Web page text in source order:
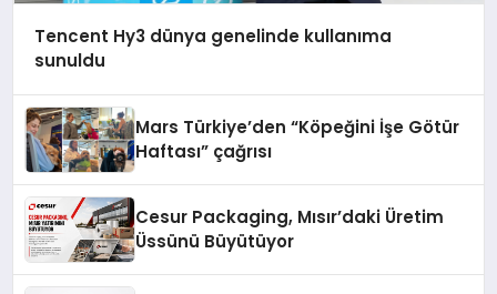
Tencent Hy3 dünya genelinde kullanıma
sunuldu
Mars Türkiye’den “Köpeğini İşe Götür
Haftası” çağrısı
Cesur Packaging, Mısır’daki Üretim
Üssünü Büyütüyor